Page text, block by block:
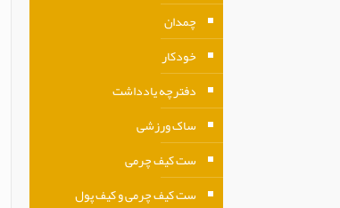
چمدان
خودکار
دفترچه یادداشت
ساک ورزشی
ست کیف چرمی
ست کیف چرمی و کیف پول